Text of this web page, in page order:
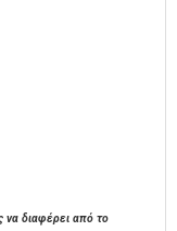
να διαφέρει από το